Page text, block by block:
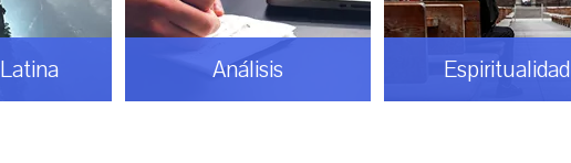
Análisis Espiritualidad